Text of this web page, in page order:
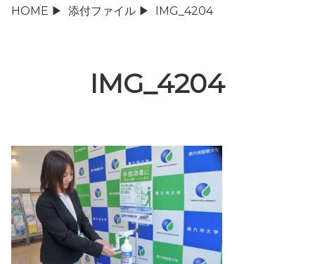
HOME ▶ 添付ファイル ▶ IMG_4204
IMG_4204